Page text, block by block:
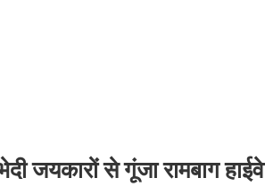
जयकारों से गूंजा रामबाग हाईवे